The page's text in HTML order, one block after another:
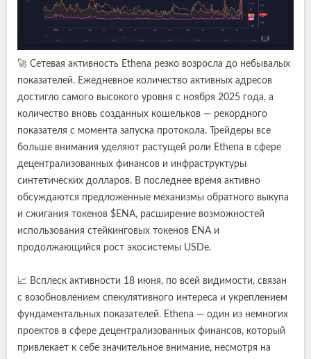
🚀 Сетевая активность Ethena резко возросла до небывалых
показателей. Ежедневное количество активных адресов
достигло самого высокого уровня с ноября 2025 года, а
количество вновь созданных кошельков — рекордного
показателя с момента запуска протокола. Трейдеры все
больше внимания уделяют растущей роли Ethena в сфере
децентрализованных финансов и инфраструктуры
синтетических долларов. В последнее время активно
обсуждаются предложенные механизмы обратного выкупа
и сжигания токенов $ENA, расширение возможностей
использования стейкинговых токенов ENA и
продолжающийся рост экосистемы USDe.
📈 Всплеск активности 18 июня, по всей видимости, связан
с возобновлением спекулятивного интереса и укреплением
фундаментальных показателей. Ethena — один из немногих
проектов в сфере децентрализованных финансов, который
привлекает к себе значительное внимание, несмотря на